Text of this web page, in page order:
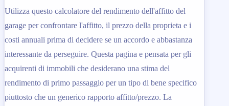
Utilizza questo calcolatore del rendimento dell'affitto del
garage per confrontare l'affitto, il prezzo della proprieta e i
costi annuali prima di decidere se un accordo e abbastanza
interessante da perseguire. Questa pagina e pensata per gli
acquirenti di immobili che desiderano una stima del
rendimento di primo passaggio per un tipo di bene specifico
piuttosto che un generico rapporto affitto/prezzo. La